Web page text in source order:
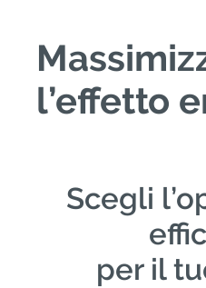
l’effetto
Scegli
per il